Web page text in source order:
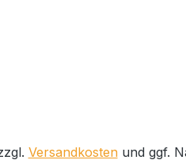
Versandkostenund ggf.